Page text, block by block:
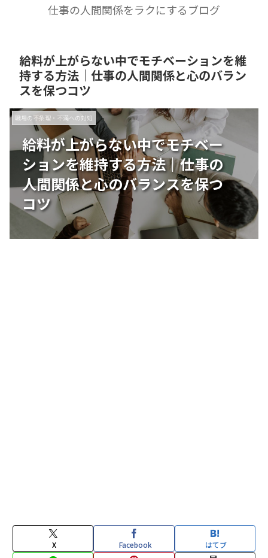
仕事の人間関係をラクにするブログ
給料が上がらない中でモチベーションを維
持する方法｜仕事の人間関係と心のバラン
スを保つコツ
給料が上がらない中でモチベー
ションを維持する方法｜仕事の
人間関係と心のバランスを保つ
コツ
職場の不条理・不満への対処
X Facebook はてブ